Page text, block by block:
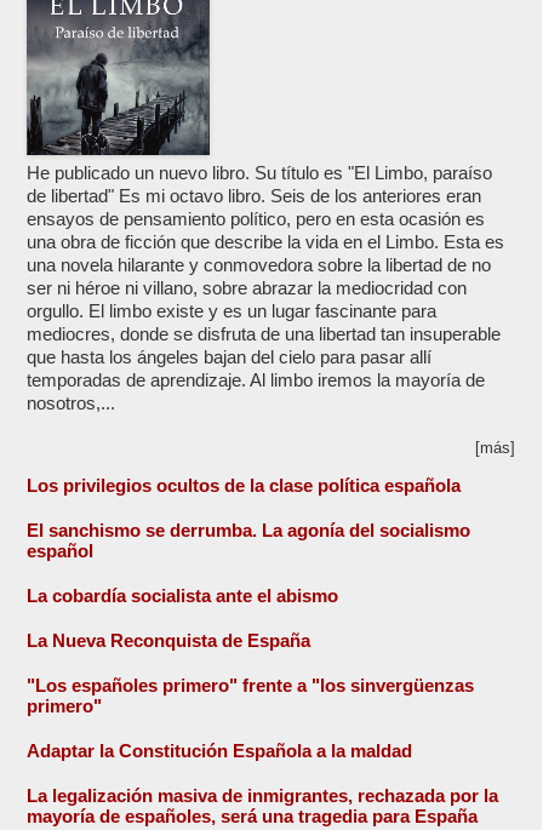
He publicado un nuevo libro. Su título es "El Limbo, paraíso
de libertad" Es mi octavo libro. Seis de los anteriores eran
ensayos de pensamiento político, pero en esta ocasión es
una obra de ficción que describe la vida en el Limbo. Esta es
una novela hilarante y conmovedora sobre la libertad de no
ser ni héroe ni villano, sobre abrazar la mediocridad con
orgullo. El limbo existe y es un lugar fascinante para
mediocres, donde se disfruta de una libertad tan insuperable
que hasta los ángeles bajan del cielo para pasar allí
temporadas de aprendizaje. Al limbo iremos la mayoría de
nosotros,...
[más]
Los privilegios ocultos de la clase política española
El sanchismo se derrumba. La agonía del socialismo
español
La cobardía socialista ante el abismo
La Nueva Reconquista de España
"Los españoles primero" frente a "los sinvergüenzas
primero"
Adaptar la Constitución Española a la maldad
La legalización masiva de inmigrantes, rechazada por la
mayoría de españoles, será una tragedia para España